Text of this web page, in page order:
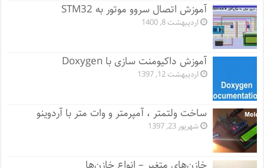
آموزش اتصال سروو موتور به STM32
اردیبهشت 8, 1400
آموزش داکیومنت سازی با Doxygen
اردیبهشت 12, 1397
ساخت ولتمتر ، آمپرمتر و وات متر با آردوینو
شهریور 23, 1397